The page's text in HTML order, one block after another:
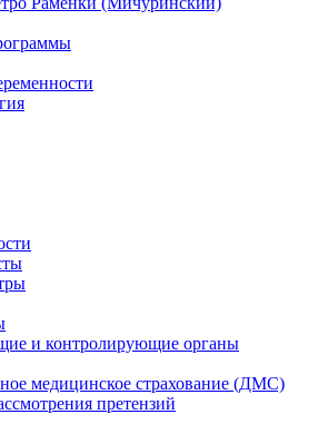
и контролирующие органы
медицинское страхование (ДМС)
претензий